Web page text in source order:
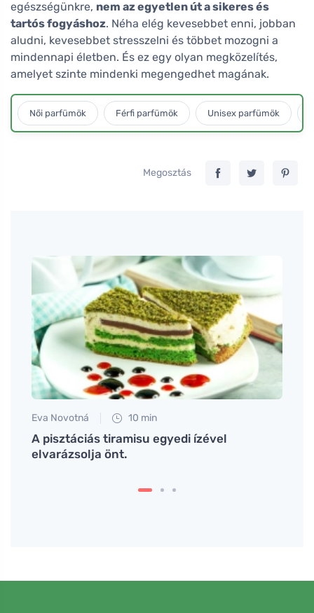
egészségünkre, nem az egyetlen út a sikeres és
tartós fogyáshoz. Néha elég kevesebbet enni, jobban
aludni, kevesebbet stresszelni és többet mozogni a
mindennapi életben. És ez egy olyan megközelítés,
amelyet szinte mindenki megengedhet magának.
Női parfümök Férfi parfümök Unisex parfümök
Megosztás
Eva Novotná 10 min
A pisztáciás tiramisu egyedi ízével
elvarázsolja önt.